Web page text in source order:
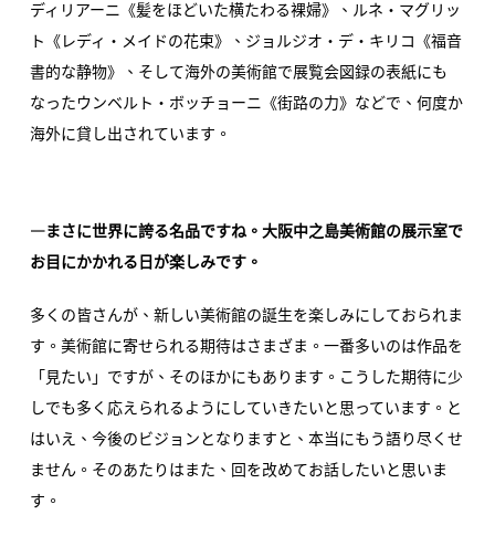
ディリアーニ《髪をほどいた横たわる裸婦》、ルネ・マグリッ
ト《レディ・メイドの花束》、ジョルジオ・デ・キリコ《福音
書的な静物》、そして海外の美術館で展覧会図録の表紙にも
なったウンベルト・ボッチョーニ《街路の力》などで、何度か
海外に貸し出されています。
―まさに世界に誇る名品ですね。大阪中之島美術館の展示室で
お目にかかれる日が楽しみです。
多くの皆さんが、新しい美術館の誕生を楽しみにしておられま
す。美術館に寄せられる期待はさまざま。一番多いのは作品を
「見たい」ですが、そのほかにもあります。こうした期待に少
しでも多く応えられるようにしていきたいと思っています。と
はいえ、今後のビジョンとなりますと、本当にもう語り尽くせ
ません。そのあたりはまた、回を改めてお話したいと思いま
す。